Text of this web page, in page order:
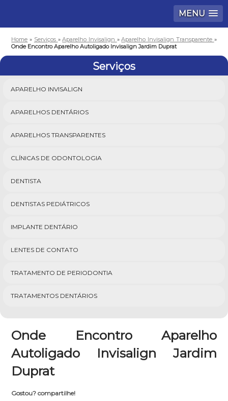
MENU
Home » Serviços »Aparelho Invisalign »Aparelho Invisalign Transparente »
Onde Encontro Aparelho Autoligado Invisalign Jardim Duprat
Serviços
APARELHO INVISALIGN
APARELHOS DENTÁRIOS
APARELHOS TRANSPARENTES
CLÍNICAS DE ODONTOLOGIA
DENTISTA
DENTISTAS PEDIÁTRICOS
IMPLANTE DENTÁRIO
LENTES DE CONTATO
TRATAMENTO DE PERIODONTIA
TRATAMENTOS DENTÁRIOS
Onde Encontro Aparelho
Autoligado Invisalign Jardim
Duprat
Gostou? compartilhe!